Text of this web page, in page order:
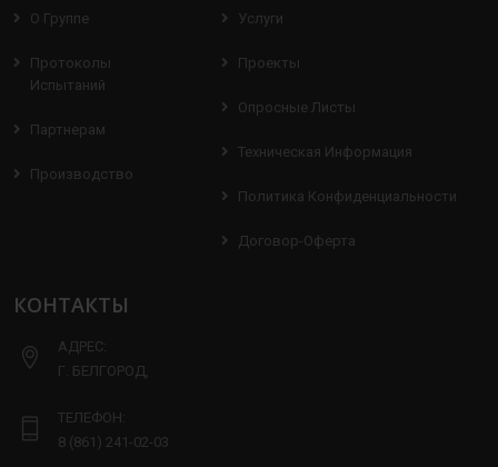
О Группе
Протоколы
Испытаний
Партнерам
Производство
Услуги
Проекты
Опросные Листы
Техническая Информация
Политика Конфиденциальности
Договор-Оферта
КОНТАКТЫ
АДРЕС:
Г. БЕЛГОРОД,
ТЕЛЕФОН:
8 (861) 241-02-03